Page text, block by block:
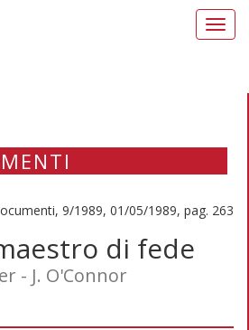
9/1989, 01/05/1989, pag. 263
di fede
- J. O'Connor